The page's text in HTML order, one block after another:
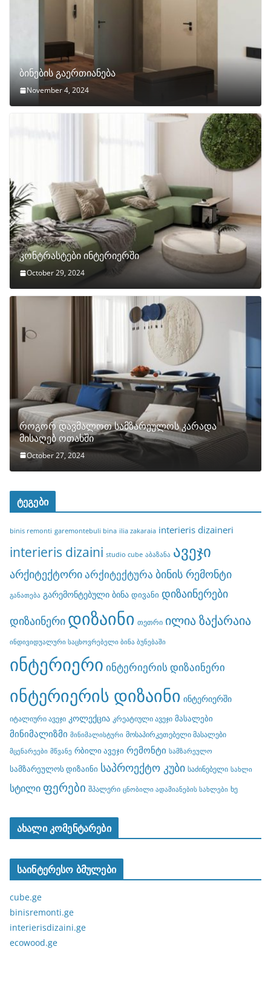
ბინების გაერთიანება
November 4, 2024
კონტრასტები ინტერიერში
October 29, 2024
როგორ დავმალოთ სამზარეულოს კარადა
მისაღებ ოთახში
October 27, 2024
ტეგები
binis remonti garemontebuli bina ilia zakaraia interieris dizaineri
interieris dizaini studio cube აბაზანა ავეჯი
არქიტექტორიარქიტექტურა ბინის რემონტი
განათება გარემონტებული ბინა დივანი დიზაინერები
დიზაინერი დიზაინი თეთრი ილია ზაქარაია
ინდივიდუალური საცხოვრებელი ბინა ბუნებაში
ინტერიერი ინტერიერის დიზაინერი
ინტერიერის დიზაინი ინტერიერში
იტალიური ავეჯი კოლექცია კრეატიული ავეჯი მასალები
მინიმალიზმი მინიმალისტური მოსაპირკეთებელი მასალები
მცენარეები მწვანე რბილი ავეჯი რემონტი სამზარეულო
სამზარეულოს დიზაინი საპროექტო კუბი საძინებელი სახლი
სტილი ფერები შპალერი ცნობილი ადამიანების სახლები ხე
ახალი კომენტარები
საინტერესო ბმულები
cube.ge
binisremonti.ge
interierisdizaini.ge
ecowood.ge